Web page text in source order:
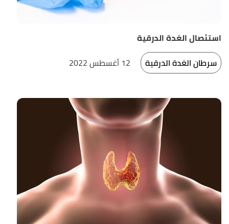
استئصال الغدة الدرقية
سرطان الغدة الدرقية
12 أغسطس 2022